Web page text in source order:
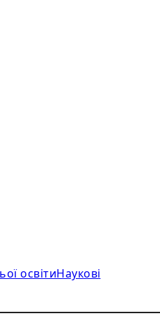
освітиНаукові